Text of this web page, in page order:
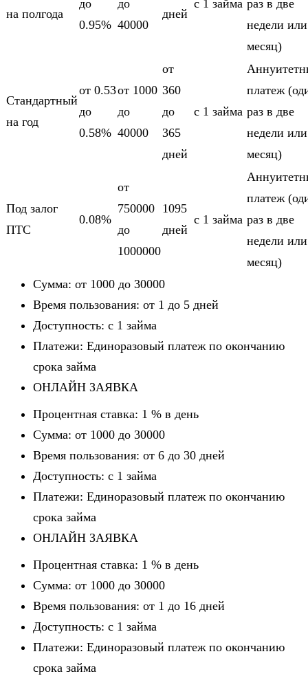
на полгода
до
0.95%
до
40000
дней
c 1 займа раз в две
недели или
месяц)
Стандартный
на год
от 0.53
до
0.58%
от 1000
до
40000
от
360
до
365
дней
c 1 займа
платеж
раз в две
недели или
месяц)
Под залог
ПТС
0.08%
от
750000
до
1000000
1095
дней
c 1 займа
платеж
раз в две
недели или
месяц)
Сумма: от 1000 до 30000
Время пользования: от 1 до 5 дней
Доступность: c 1 займа
Платежи: Единоразовый платеж по окончанию
срока займа
ОНЛАЙН ЗАЯВКА
Процентная ставка: 1 % в день
Сумма: от 1000 до 30000
Время пользования: от 6 до 30 дней
Доступность: c 1 займа
Платежи: Единоразовый платеж по окончанию
срока займа
ОНЛАЙН ЗАЯВКА
Процентная ставка: 1 % в день
Сумма: от 1000 до 30000
Время пользования: от 1 до 16 дней
Доступность: c 1 займа
Платежи: Единоразовый платеж по окончанию
срока займа